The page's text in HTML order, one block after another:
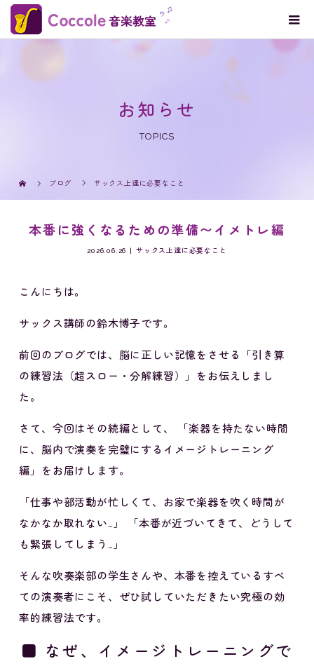
お知らせ
TOPICS
ブログ サックス上達に必要なこと
本番に強くなるための準備〜イメトレ編
2026.06.26 サックス上達に必要なこと
こんにちは。
サックス講師の鈴木博子です。
前回のブログでは、脳に正しい記憶をさせる「引き算
の練習法（超スロー・分解練習）」をお伝えしまし
た。
さて、今回はその続編として、 「楽器を持たない時間
に、脳内で演奏を完璧にするイメージトレーニング
編」をお届けします。
「仕事や部活動が忙しくて、お家で楽器を吹く時間が
なかなか取れない…」 「本番が近づいてきて、どうして
も緊張してしまう…」
そんな吹奏楽部の学生さんや、本番を控えているすべ
ての演奏者にこそ、ぜひ試していただきたい究極の効
率的練習法です。
■ なぜ、イメージトレーニングで